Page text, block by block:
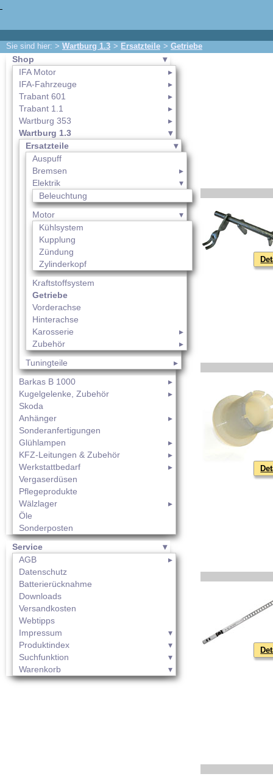
Sie sind hier: > Wartburg 1.3 > Ersatzteile > Getriebe
Shop
IFA Motor
IFA-Fahrzeuge
Trabant 601
Trabant 1.1
Wartburg 353
Wartburg 1.3
Ersatzteile
Auspuff
Bremsen
Elektrik
Beleuchtung
Motor
Kühlsystem
Kupplung
Zündung
Zylinderkopf
Kraftstoffsystem
Getriebe
Vorderachse
Hinterachse
Karosserie
Zubehör
Tuningteile
Barkas B 1000
Kugelgelenke, Zubehör
Skoda
Anhänger
Sonderanfertigungen
Glühlampen
KFZ-Leitungen & Zubehör
Werkstattbedarf
Vergaserdüsen
Pflegeprodukte
Wälzlager
Öle
Sonderposten
Service
AGB
Datenschutz
Batterierücknahme
Downloads
Versandkosten
Webtipps
Impressum
Produktindex
Suchfunktion
Warenkorb